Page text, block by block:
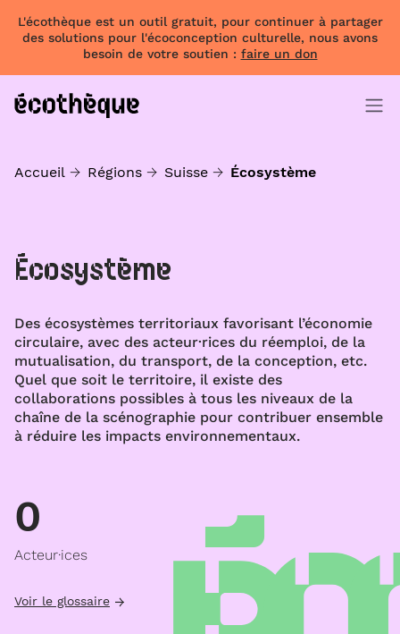
L'écothèque est un outil gratuit, pour continuer à partager
des solutions pour l'écoconception culturelle, nous avons
besoin de votre soutien : faire un don
Accueil Régions Suisse Écosystème
Écosystème
Des écosystèmes territoriaux favorisant l’économie
circulaire, avec des acteur·rices du réemploi, de la
mutualisation, du transport, de la conception, etc.
Quel que soit le territoire, il existe des
collaborations possibles à tous les niveaux de la
chaîne de la scénographie pour contribuer ensemble
à réduire les impacts environnementaux.
0
Acteur·ices
Voir le glossaire